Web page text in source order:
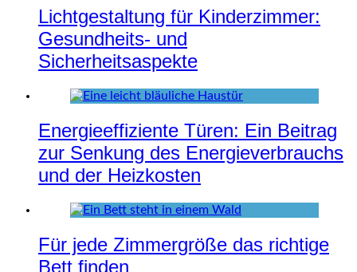
Lichtgestaltung für Kinderzimmer:
Gesundheits- und
Sicherheitsaspekte
Energieeffiziente Türen: Ein Beitrag
zur Senkung des Energieverbrauchs
und der Heizkosten
Für jede Zimmergröße das richtige
Bett finden